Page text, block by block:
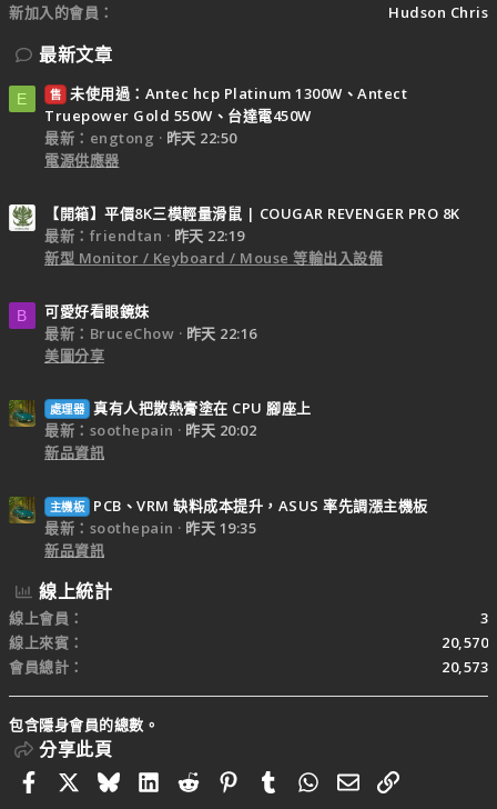
新加入的會員
Hudson Chris
最新文章
E 售 未使用過：Antec hcp Platinum 1300W、Antect
Truepower Gold 550W、台達電450W
最新：engtong
昨天 22:50
電源供應器
【開箱】平價8K三模輕量滑鼠 | COUGAR REVENGER PRO 8K
最新：friendtan
昨天 22:19
新型 Monitor / Keyboard / Mouse 等輸出入設備
B
可愛好看眼鏡妹
最新：BruceChow
昨天 22:16
美圖分享
處理器 真有人把散熱膏塗在 CPU 腳座上
最新：soothepain
昨天 20:02
新品資訊
主機板
PCB、VRM 缺料成本提升，ASUS 率先調漲主機板
最新：soothepain
昨天 19:35
新品資訊
線上統計
線上會員
3
線上來賓
20,570
會員總計
20,573
包含隱身會員的總數。
分享此頁
FacebookBlueskyLinkedIn
RedditPinterestTumblrWhatsApp
電子郵件
連結